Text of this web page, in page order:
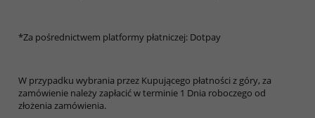
*Za pośrednictwem platformy płatniczej: Dotpay
W przypadku wybrania przez Kupującego płatności z góry, za
zamówienie należy zapłacić w terminie 1 Dnia roboczego od
złożenia zamówienia.